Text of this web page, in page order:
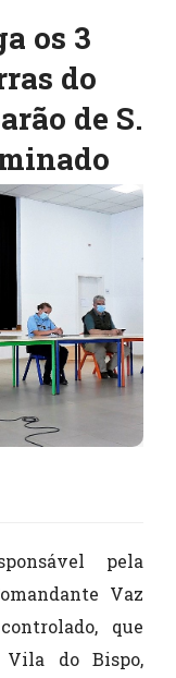
os 3
do
de S.
pela
Vaz
que
do Bispo,